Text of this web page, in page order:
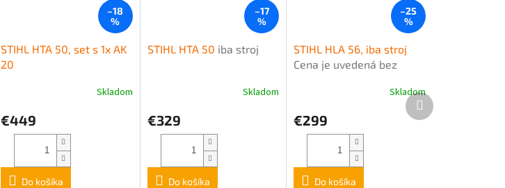
–18
%
STIHL HTA 50, set s 1x AK
20
Skladom
€449
Do košíka
–17
%
STIHL HTA 50 iba stroj
Skladom
€329
Do košíka
–25
%
STIHL HLA 56, iba stroj
Cena je uvedená bez
Skladom
€299
Do košíka
Ďalší
produkt